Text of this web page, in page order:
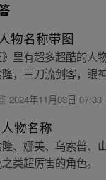
物名称带图
》里有超多超酷的
，三刀流剑客，眼
2024年11月03日 07:33
物名称
、娜美、乌索普、
类超厉害的角色。